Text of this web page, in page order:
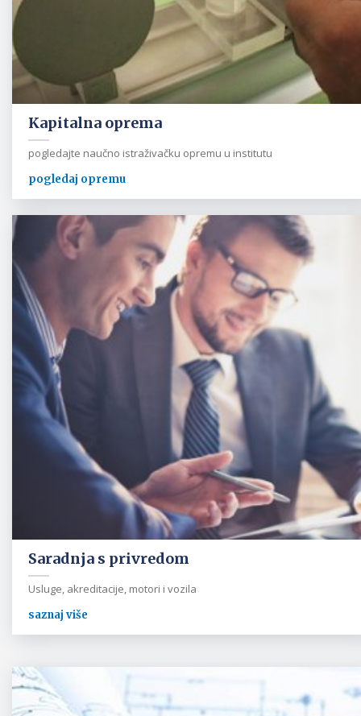
Kapitalna oprema
pogledajte naučno istraživačku opremu u institutu
pogledaj opremu
Saradnja s privredom
Usluge, akreditacije, motori i vozila
saznaj više